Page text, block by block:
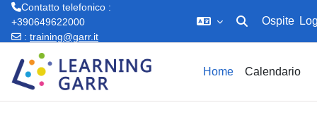
Contatto telefonico :
+390649622000
: training@garr.it
Attiva/disattiva
Ospite
Home Calendario